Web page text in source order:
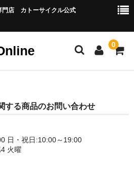
門店 カトーサイクル公式
0
する商品のお問い合わせ
日・祝日:10:00～19:00
火曜